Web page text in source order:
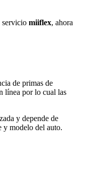
servicio miiflex, ahora
de primas de
línea por lo cual las
y depende de
y modelo del auto.